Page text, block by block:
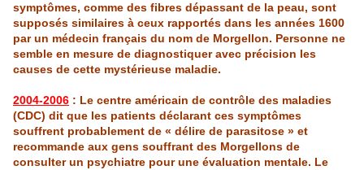
symptômes, comme des fibres dépassant de la peau, sont
supposés similaires à ceux rapportés dans les années 1600
par un médecin français du nom de Morgellon. Personne ne
semble en mesure de diagnostiquer avec précision les
causes de cette mystérieuse maladie.
2004-2006 : Le centre américain de contrôle des maladies
(CDC) dit que les patients déclarant ces symptômes
souffrent probablement de « délire de parasitose » et
recommande aux gens souffrant des Morgellons de
consulter un psychiatre pour une évaluation mentale. Le